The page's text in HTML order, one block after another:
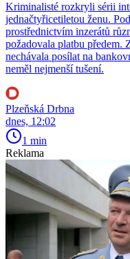
Kriminalisté rozkryli sérii
jednačtyřicetiletou ženu.
prostřednictvím inzerátů
požadovala platbu předem.
nechávala posílat na
neměl nejmenší tušení.
Plzeňská Drbna
dnes, 12:02
1 min
Reklama